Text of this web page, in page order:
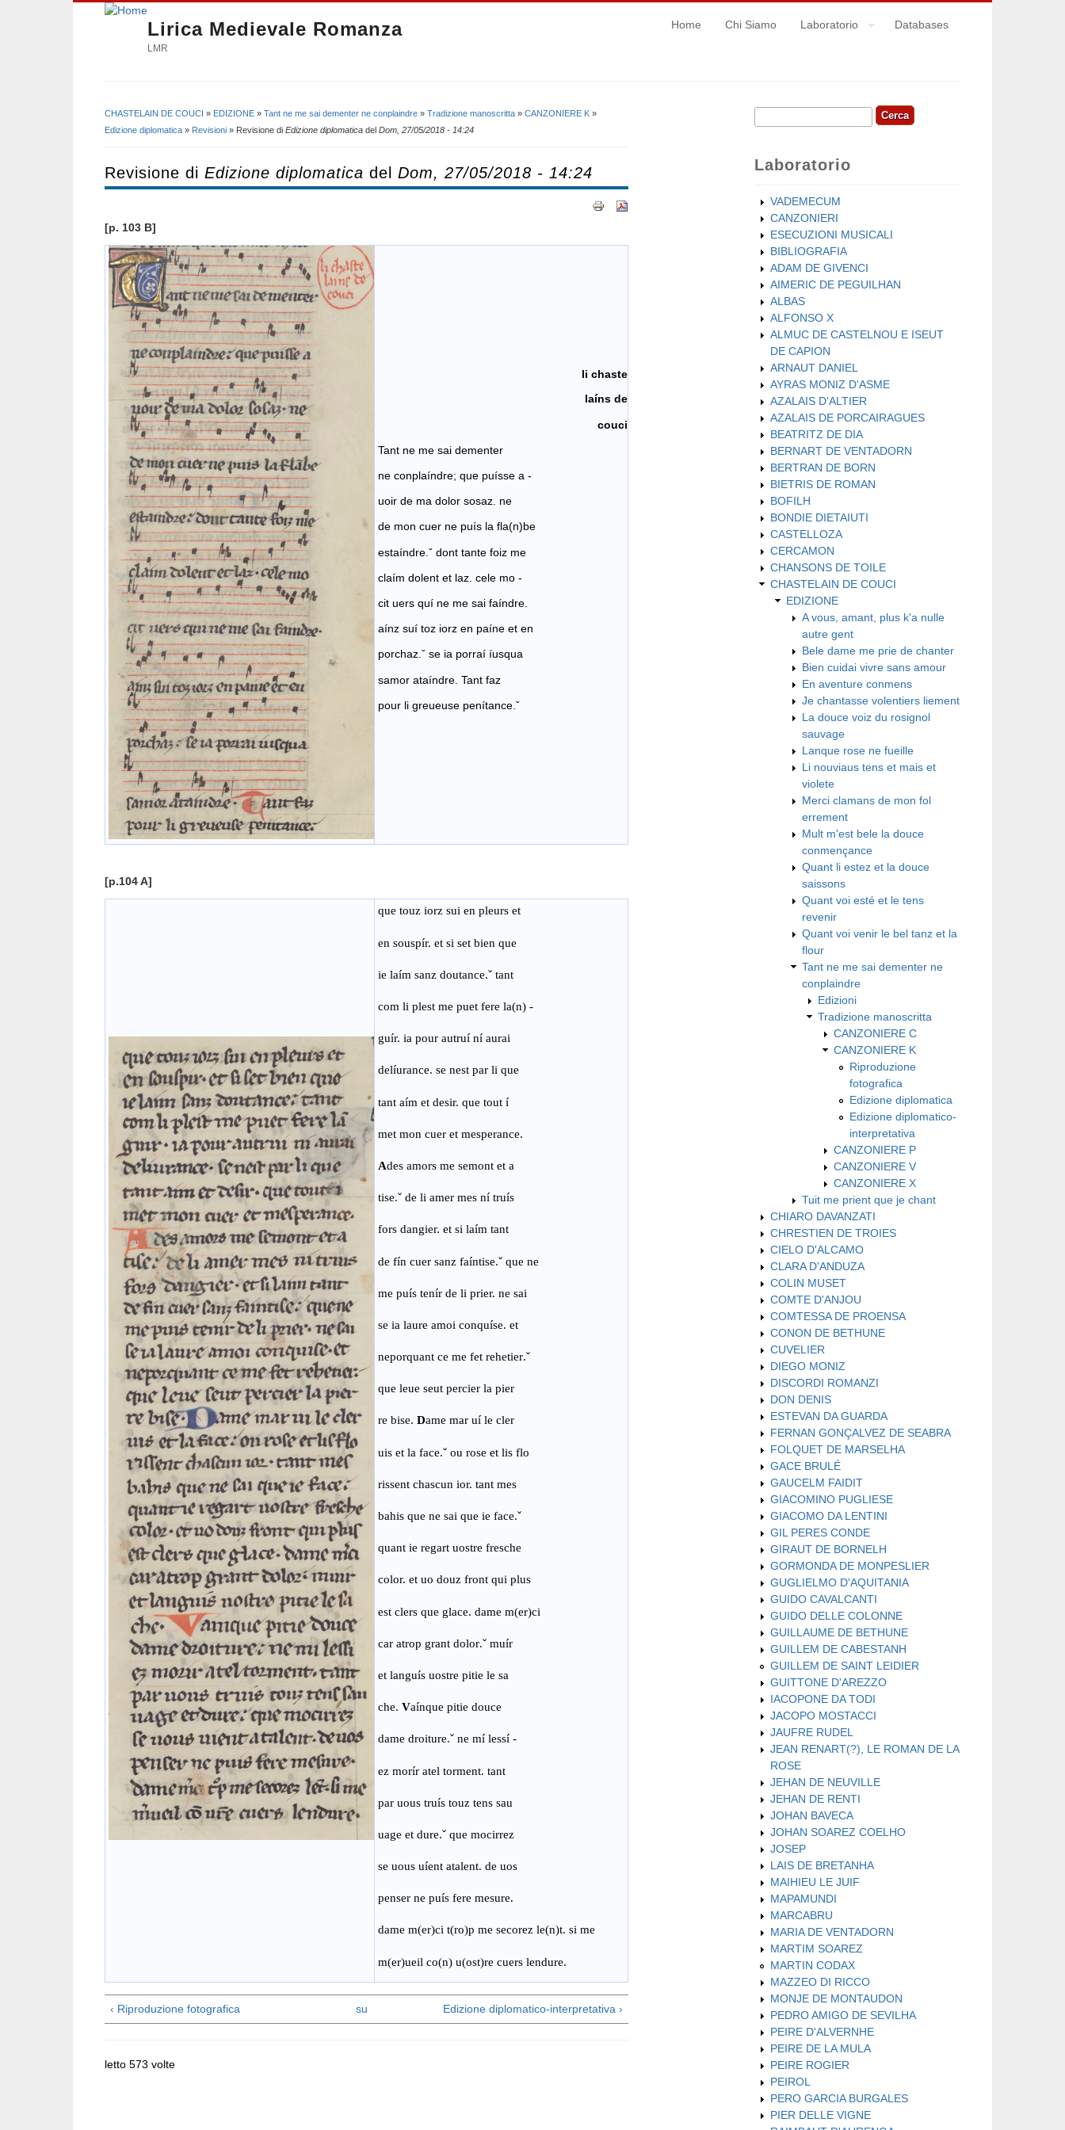
Lirica Medievale Romanza
LMR
Home Chi Siamo Laboratorio Databases
Tu sei qui
CHASTELAIN DE COUCI » EDIZIONE » Tant ne me sai dementer ne conplaindre » Tradizione manoscritta » CANZONIERE K »
Edizione diplomatica » Revisioni » Revisione di Edizione diplomatica del Dom, 27/05/2018 - 14:24
Revisione di Edizione diplomatica del Dom, 27/05/2018 - 14:24
[​p. 103 B]
li chaste
laíns de
couci
Tant ne me sai dementer
ne conplaíndre; que puísse a -
uoir de ma dolor sosaz. ne
de mon cuer ne puís la fla(n)be
estaíndre.ˇ dont tante foiz me
claím dolent et laz. cele mo -
cit uers quí ne me sai faíndre.
aínz suí toz iorz en paíne et en
porchaz.ˇ se ia porraí íusqua
samor ataíndre. Tant faz
pour li greueuse penítance.ˇ
[p.104 A]
que touz iorz sui en pleurs et
en souspír. et si set bien que
ie laím sanz doutance.ˇ tant
com li plest me puet fere la(n) -
guír. ia pour autruí ní aurai
delíurance. se nest par li que
tant aím et desir. que tout í
met mon cuer et mesperance.
Ades amors me semont et a
tise.ˇ de li amer mes ní truís
fors dangier. et si laím tant
de fín cuer sanz faíntise.ˇ que ne
me puís tenír de li prier. ne sai
se ia laure amoi conquíse. et
neporquant ce me fet rehetier.ˇ
que leue seut percier la pier
re bise. Dame mar uí le cler
uis et la face.ˇ ou rose et lis flo
rissent chascun ior. tant mes
bahis que ne sai que ie face.ˇ
quant ie regart uostre fresche
color. et uo douz front qui plus
est clers que glace. dame m(er)ci
car atrop grant dolor.ˇ muír
et languís uostre pitie le sa
che. Vaínque pitie douce
dame droiture.ˇ ne mí lessí -
ez morír atel torment. tant
par uous truís touz tens sau
uage et dure.ˇ que mocirrez
se uous uíent atalent. de uos
penser ne puís fere mesure.
dame m(er)ci t(ro)p me secorez le(n)t. si me
m(er)ueil co(n) u(ost)re cuers lendure.
‹ Riproduzione fotografica su Edizione diplomatico-interpretativa ›
letto 573 volte
Form di ricerca
Cerca
Laboratorio
VADEMECUM
CANZONIERI
ESECUZIONI MUSICALI
BIBLIOGRAFIA
ADAM DE GIVENCI
AIMERIC DE PEGUILHAN
ALBAS
ALFONSO X
ALMUC DE CASTELNOU E ISEUT
DE CAPION
ARNAUT DANIEL
AYRAS MONIZ D'ASME
AZALAIS D'ALTIER
AZALAIS DE PORCAIRAGUES
BEATRITZ DE DIA
BERNART DE VENTADORN
BERTRAN DE BORN
BIETRIS DE ROMAN
BOFILH
BONDIE DIETAIUTI
CASTELLOZA
CERCAMON
CHANSONS DE TOILE
CHASTELAIN DE COUCI
EDIZIONE
A vous, amant, plus k'a nulle
autre gent
Bele dame me prie de chanter
Bien cuidai vivre sans amour
En aventure conmens
Je chantasse volentiers liement
La douce voiz du rosignol
sauvage
Lanque rose ne fueille
Li nouviaus tens et mais et
violete
Merci clamans de mon fol
errement
Mult m'est bele la douce
conmençance
Quant li estez et la douce
saissons
Quant voi esté et le tens
revenir
Quant voi venir le bel tanz et la
flour
Tant ne me sai dementer ne
conplaindre
Edizioni
Tradizione manoscritta
CANZONIERE C
CANZONIERE K
Riproduzione
fotografica
Edizione diplomatica
Edizione diplomatico-
interpretativa
CANZONIERE P
CANZONIERE V
CANZONIERE X
Tuit me prient que je chant
CHIARO DAVANZATI
CHRESTIEN DE TROIES
CIELO D'ALCAMO
CLARA D'ANDUZA
COLIN MUSET
COMTE D'ANJOU
COMTESSA DE PROENSA
CONON DE BETHUNE
CUVELIER
DIEGO MONIZ
DISCORDI ROMANZI
DON DENIS
ESTEVAN DA GUARDA
FERNAN GONÇALVEZ DE SEABRA
FOLQUET DE MARSELHA
GACE BRULÉ
GAUCELM FAIDIT
GIACOMINO PUGLIESE
GIACOMO DA LENTINI
GIL PERES CONDE
GIRAUT DE BORNELH
GORMONDA DE MONPESLIER
GUGLIELMO D'AQUITANIA
GUIDO CAVALCANTI
GUIDO DELLE COLONNE
GUILLAUME DE BETHUNE
GUILLEM DE CABESTANH
GUILLEM DE SAINT LEIDIER
GUITTONE D'AREZZO
IACOPONE DA TODI
JACOPO MOSTACCI
JAUFRE RUDEL
JEAN RENART(?), LE ROMAN DE LA
ROSE
JEHAN DE NEUVILLE
JEHAN DE RENTI
JOHAN BAVECA
JOHAN SOAREZ COELHO
JOSEP
LAIS DE BRETANHA
MAIHIEU LE JUIF
MAPAMUNDI
MARCABRU
MARIA DE VENTADORN
MARTIM SOAREZ
MARTIN CODAX
MAZZEO DI RICCO
MONJE DE MONTAUDON
PEDRO AMIGO DE SEVILHA
PEIRE D'ALVERNHE
PEIRE DE LA MULA
PEIRE ROGIER
PEIROL
PERO GARCIA BURGALES
PIER DELLE VIGNE